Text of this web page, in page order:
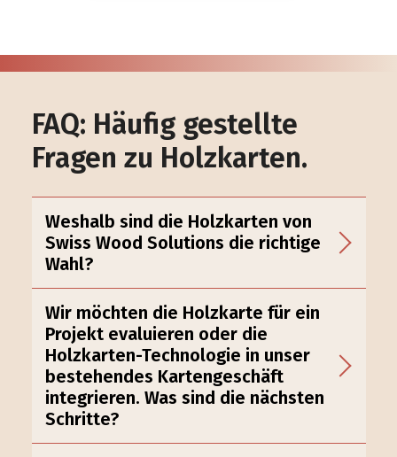
FAQ: Häufig gestellte
Fragen zu Holzkarten.
Weshalb sind die Holzkarten von
Swiss Wood Solutions die richtige
Wahl?
Wir möchten die Holzkarte für ein
Projekt evaluieren oder die
Holzkarten-Technologie in unser
bestehendes Kartengeschäft
integrieren. Was sind die nächsten
Schritte?